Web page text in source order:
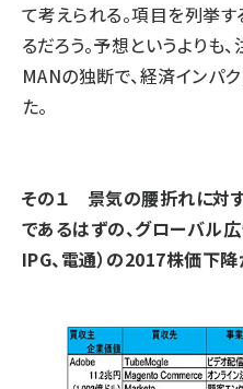
て考えられる。項目を列挙
るだろう。予想というよりも
MANの独断で、経済インパ
た。
その１ 景気の腰折れに対す
であるはずの、グローバル
IPG、電通）の2017株価下降